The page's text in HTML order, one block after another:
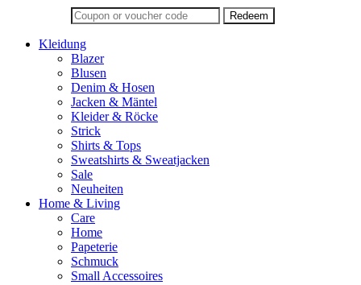
Kleidung
Blazer
Blusen
Denim & Hosen
Jacken & Mäntel
Kleider & Röcke
Strick
Shirts & Tops
Sweatshirts & Sweatjacken
Sale
Neuheiten
Home & Living
Care
Home
Papeterie
Schmuck
Small Accessoires